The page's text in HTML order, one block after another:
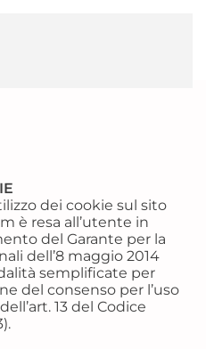
dei cookie sul sito
è resa all’utente in
del Garante per la
dell’8 maggio 2014
semplificate per
del consenso per l’uso
13 del Codice